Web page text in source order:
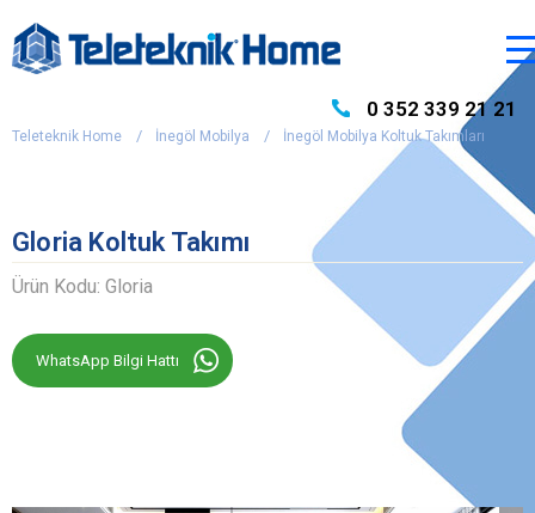
0 352 339 21 21
Teleteknik Home İnegöl Mobilya İnegöl Mobilya Koltuk Takımları
Gloria Koltuk Takımı
Ürün Kodu: Gloria
WhatsApp Bilgi Hattı